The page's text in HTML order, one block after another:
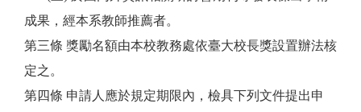
成果，經本系教師推薦者。
第三條 獎勵名額由本校教務處依臺大校長獎設置辦法核
定之。
第四條 申請人應於規定期限內，檢具下列文件提出申